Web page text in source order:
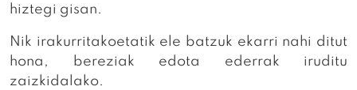
hiztegi gisan.
Nik irakurritakoetatik ele batzuk ekarri nahi ditut
hona, bereziak edota ederrak iruditu
zaizkidalako.